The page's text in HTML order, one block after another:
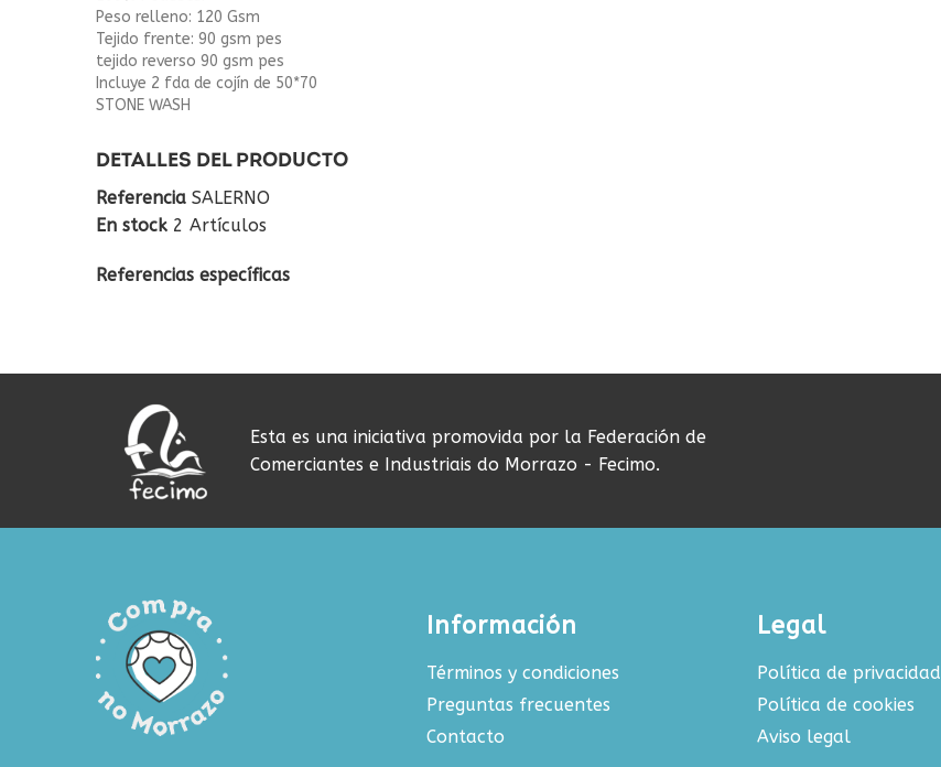
Peso relleno: 120 Gsm
Tejido frente: 90 gsm pes
tejido reverso 90 gsm pes
Incluye 2 fda de cojín de 50*70
STONE WASH
DETALLES DEL PRODUCTO
Referencia SALERNO
En stock 2 Artículos
Referencias específicas
Esta es una iniciativa promovida por la Federación de
Comerciantes e Industriais do Morrazo - Fecimo.
Información
Términos y condiciones
Preguntas frecuentes
Contacto
Legal
Política de privacidad
Política de cookies
Aviso legal